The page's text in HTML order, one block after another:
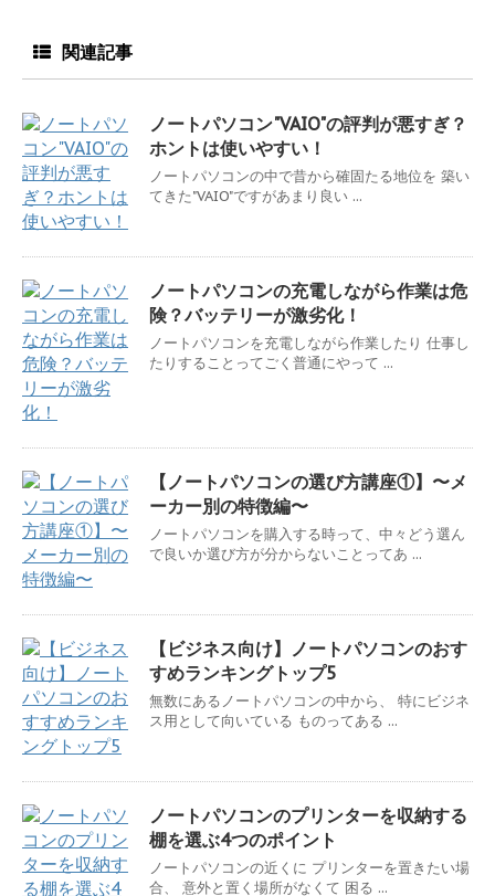
関連記事
ノートパソコン"VAIO"の評判が悪すぎ？
ホントは使いやすい！
ノートパソコンの中で昔から確固たる地位を 築い
てきた"VAIO"ですがあまり良い ...
ノートパソコンの充電しながら作業は危
険？バッテリーが激劣化！
ノートパソコンを充電しながら作業したり 仕事し
たりすることってごく普通にやって ...
【ノートパソコンの選び方講座①】〜メ
ーカー別の特徴編〜
ノートパソコンを購入する時って、中々どう選ん
で良いか選び方が分からないことってあ ...
【ビジネス向け】ノートパソコンのおす
すめランキングトップ5
無数にあるノートパソコンの中から、 特にビジネ
ス用として向いている ものってある ...
ノートパソコンのプリンターを収納する
棚を選ぶ4つのポイント
ノートパソコンの近くに プリンターを置きたい場
合、 意外と置く場所がなくて 困る ...